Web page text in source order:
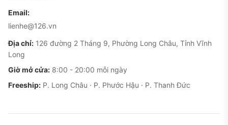
Email:
lienhe@126.vn
Địa chỉ: 126 đường 2 Tháng 9, Phường Long Châu, Tỉnh Vĩnh
Long
Giờ mở cửa: 8:00 - 20:00 mỗi ngày
Freeship: P. Long Châu · P. Phước Hậu · P. Thanh Đức